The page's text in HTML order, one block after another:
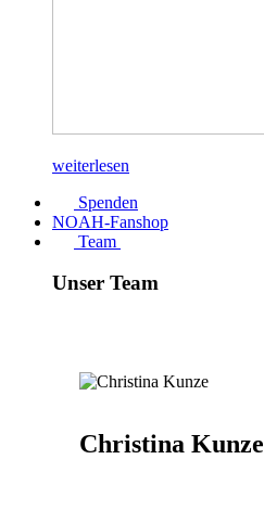
weiterlesen
Spenden
NOAH-Fanshop
Team
Unser Team
Christina Kunze